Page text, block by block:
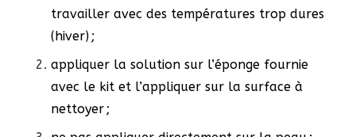
travailler avec des températures trop dures
(hiver) ;
appliquer la solution sur l’éponge fournie
avec le kit et l’appliquer sur la surface à
nettoyer ;